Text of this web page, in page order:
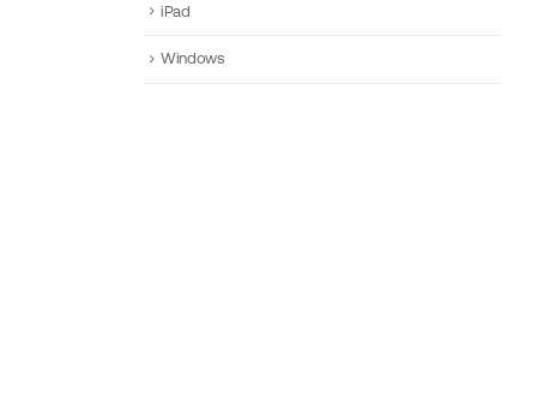
iPad
Windows